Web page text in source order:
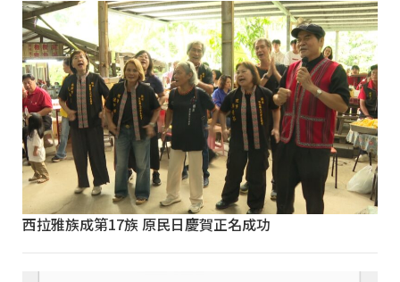
西拉雅族成第17族 原民日慶賀正名成功